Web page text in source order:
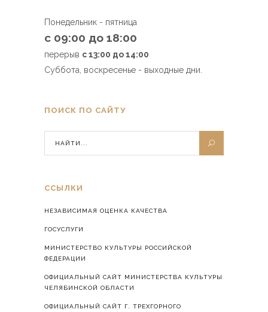
Понедельник - пятница
с 09:00 до 18:00
перерыв с 13:00 до 14:00
Суббота, воскресенье - выходные дни.
ПОИСК ПО САЙТУ
ССЫЛКИ
НЕЗАВИСИМАЯ ОЦЕНКА КАЧЕСТВА
ГОСУСЛУГИ
МИНИСТЕРСТВО КУЛЬТУРЫ РОССИЙСКОЙ
ФЕДЕРАЦИИ
ОФИЦИАЛЬНЫЙ САЙТ МИНИСТЕРСТВА КУЛЬТУРЫ
ЧЕЛЯБИНСКОЙ ОБЛАСТИ
ОФИЦИАЛЬНЫЙ САЙТ Г. ТРЕХГОРНОГО